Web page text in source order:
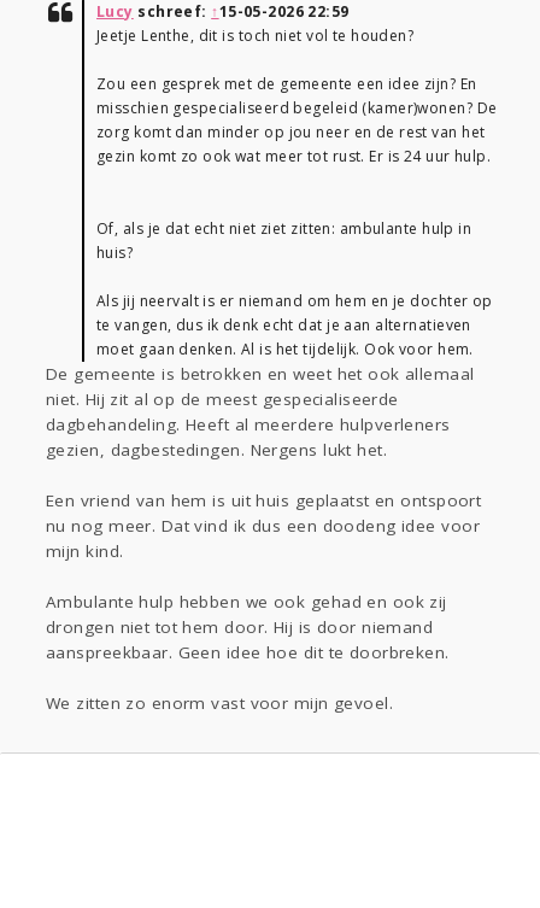
Lucy schreef: ↑15-05-2026 22:59
Jeetje Lenthe, dit is toch niet vol te houden?
Zou een gesprek met de gemeente een idee zijn? En
misschien gespecialiseerd begeleid (kamer)wonen? De
zorg komt dan minder op jou neer en de rest van het
gezin komt zo ook wat meer tot rust. Er is 24 uur hulp.
Of, als je dat echt niet ziet zitten: ambulante hulp in
huis?
Als jij neervalt is er niemand om hem en je dochter op
te vangen, dus ik denk echt dat je aan alternatieven
moet gaan denken. Al is het tijdelijk. Ook voor hem.
De gemeente is betrokken en weet het ook allemaal
niet. Hij zit al op de meest gespecialiseerde
dagbehandeling. Heeft al meerdere hulpverleners
gezien, dagbestedingen. Nergens lukt het.
Een vriend van hem is uit huis geplaatst en ontspoort
nu nog meer. Dat vind ik dus een doodeng idee voor
mijn kind.
Ambulante hulp hebben we ook gehad en ook zij
drongen niet tot hem door. Hij is door niemand
aanspreekbaar. Geen idee hoe dit te doorbreken.
We zitten zo enorm vast voor mijn gevoel.